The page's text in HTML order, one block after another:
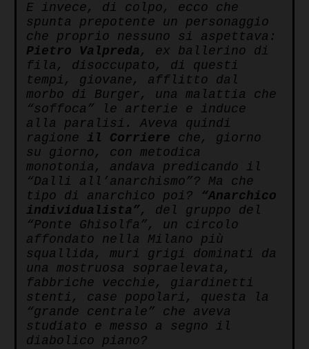
E invece, di colpo, ecco che
spunta prepotente un personaggio
che proprio nessuno si aspettava:
Pietro Valpreda , ex ballerino di
fila, disoccupato, di questi
tempi, giovane, afflitto dal
morbo di Burger, una malattia che
“soffoca” le arterie e induce
alla paralisi. Aveva quindi
ragione il Corriere che, giorno
su giorno, con metodica
monotonia, andava predicando il
“Dalli all’anarchismo”? Ma che
tipo di anarchico poi? “Anarchico
individualista”, del gruppo del
“Ponte Ghisolfa”, un circolo
affondato nella Milano più
squallida, muri grigi dominati da
una mostruosa sopraelevata,
fabbriche vecchie, giardinetti
stenti, case popolari, questa la
“grande centrale” che aveva
studiato e messo a segno il
diabolico piano?